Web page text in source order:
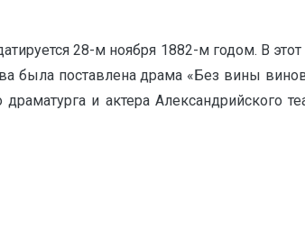
28-м ноября 1882-м годом. В
была поставлена драма «Без вины
и актера Александрийского